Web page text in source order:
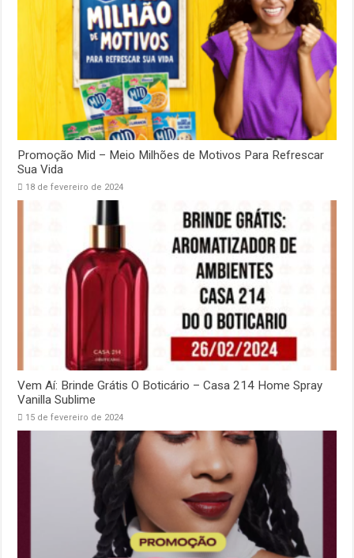
Promoção Mid – Meio Milhões de Motivos Para Refrescar
Sua Vida
18 de fevereiro de 2024
Vem Aí: Brinde Grátis O Boticário – Casa 214 Home Spray
Vanilla Sublime
15 de fevereiro de 2024